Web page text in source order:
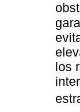
los